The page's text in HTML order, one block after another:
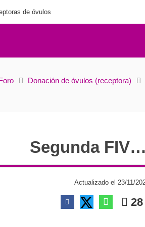
de óvulos
Segunda
Donación de óvulos (receptora)
Segunda
Actualizado el 23/11/
28